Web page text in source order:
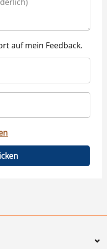
auf mein Feedback.